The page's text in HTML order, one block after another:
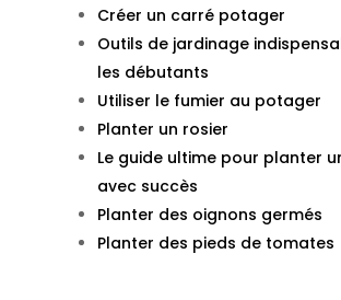
Créer un carré potager
Outils de jardinage
les débutants
Utiliser le fumier au potager
Planter un rosier
Le guide ultime pour planter
avec succès
Planter des oignons germés
Planter des pieds de tomates